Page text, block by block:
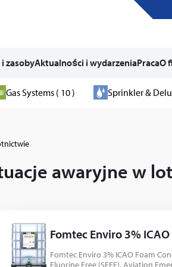
zasobyAktualności i wydarzeniaPracaO
Gas Systems ( 10 ) Sprinkler &
awaryjne w
Fomtec Enviro 3% ICAO
Fomtec Enviro 3% ICAO Foam
Fluorine Free (SFFF), Aviation